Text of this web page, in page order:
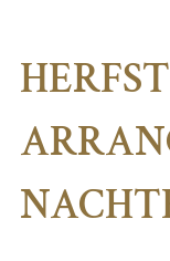
HERFST